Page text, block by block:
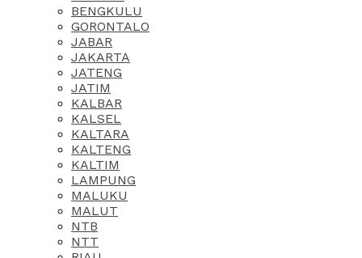
BENGKULU
GORONTALO
JABAR
JAKARTA
JATENG
JATIM
KALBAR
KALSEL
KALTARA
KALTENG
KALTIM
LAMPUNG
MALUKU
MALUT
NTB
NTT